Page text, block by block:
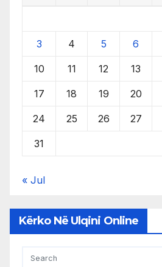
3 4 5 6
10 11 12 13
17 18 19 20
24 25 26 27
31
« Jul
Kërko Në Ulqini Online